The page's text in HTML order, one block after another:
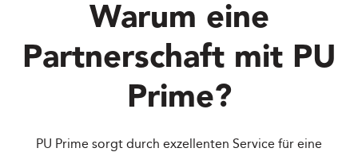
Warum eine
Partnerschaft mit PU
Prime?
PU Prime sorgt durch exzellenten Service für eine